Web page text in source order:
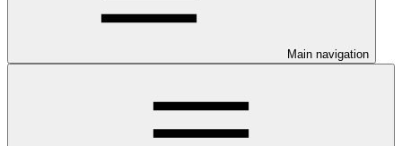
Main navigation